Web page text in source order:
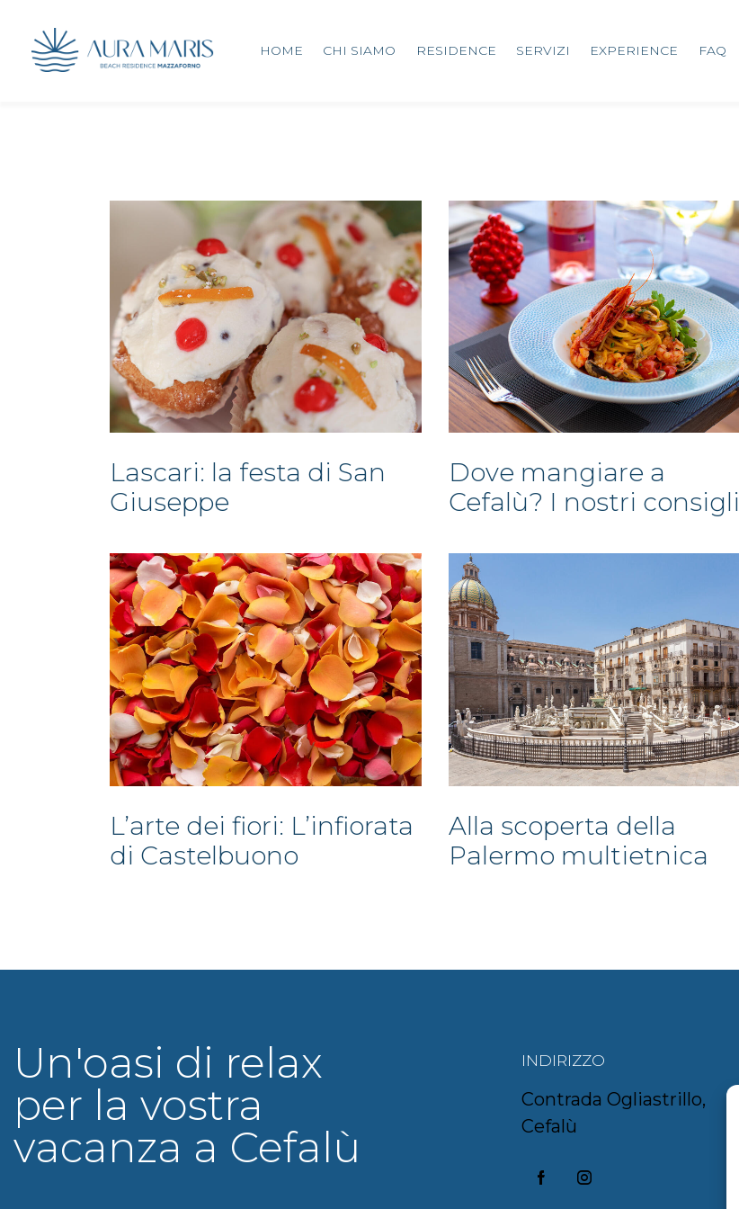
HOME CHI SIAMO RESIDENCE SERVIZI EXPERIENCE FAQ
Lascari: la festa di San
Giuseppe
Dove mangiare a
Cefalù? I nostri consigli
L’arte dei fiori: L’infiorata
di Castelbuono
Alla scoperta della
Palermo multietnica
Un'oasi di relax
per la vostra
vacanza a Cefalù
INDIRIZZO
Contrada Ogliastrillo,
Cefalù